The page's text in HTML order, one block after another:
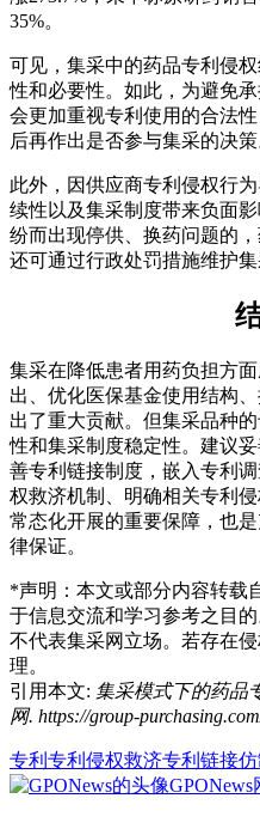
35%。
可见，集采中的药品专利侵
性和必要性。如此，为避免
会更加重视专利使用的合法
后再作出是否参与集采的决策
此外，因供应商专利侵权行
续性以及集采制度带来负面
纷而出现停供、换药问题的
还可通过行政处罚措施维护集
集采在降低患者用药负担方
出、优化医保基金使用结构
出了重大贡献。但集采品种
性和集采制度稳定性。建议
善专利链接制度，嵌入专利
权救济机制、明确相关专利
常态化开展的重要保障，也
律保证。
*声明：本文或部分内容转载
于信息交流和学习参考之目
不代表集采网 立场。若存在
理。
引用本文: 集采模式下的药品
网. https://group-
专利 专利侵权救济专利链接
GPONews